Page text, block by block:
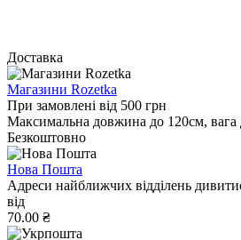
Доставка
Магазини Rozetka
При замовлені від 500 грн
Максимальна довжина до 120см, вага
Безкоштовно
Нова Пошта
Адреси найближчих відділень
від
70.00 ₴